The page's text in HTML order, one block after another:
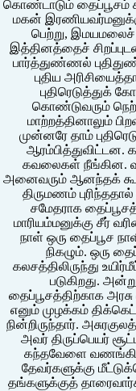
கொண்டாடும் தைப்பூசம்
மகன்
பெற்று, இமயமலைச்
இத்தினத்தைச்
பார்த்துண்ணல்
புதிய
புதிரெடுத்துக்
கொண்டுவரும்
மாற்றத்தினாலும்
முன்னரே தாம்
ஆரம்பித்துவிட்டன.
கவலைகள் நீங்கின.
அனைவரும் ஆனந்தக்
திருமணம்
சமேதராக
மாரியம்மனுக்கு சீர்
நாள் ஒரு தைப்பூச
நிகழும். ஒரு
கலசத்திலிருந்து
படுகிறது.
தைப்பூசத்திற்காக அரசு
எனும் முழக்கம்
நின்றிருந்தார்.
அவர் திருப்பெயர்
கந்தவேளை
தேவர்களுக்கு
தங்களுக்குத்